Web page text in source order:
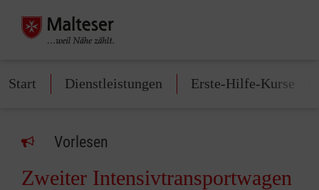
Start Dienstleistungen Erste-Hilfe-Kurse
Vorlesen
Zweiter Intensivtransportwagen